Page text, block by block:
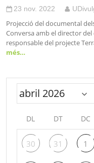
23 nov. 2022
Projecció del documental
Conversa amb el director
responsable del projecte
més…
DL DT DC
30 31 1